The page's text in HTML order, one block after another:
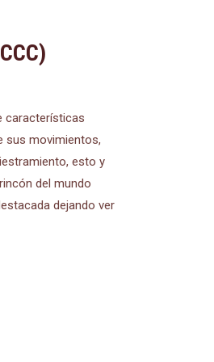
características
sus movimientos,
esto y
del mundo
dejando ver